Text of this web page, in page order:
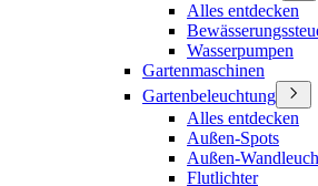
Alles entdecken
Wasserpumpen
Gartenmaschinen
Gartenbeleuchtung
Alles entdecken
Außen-Spots
Außen-
Flutlichter